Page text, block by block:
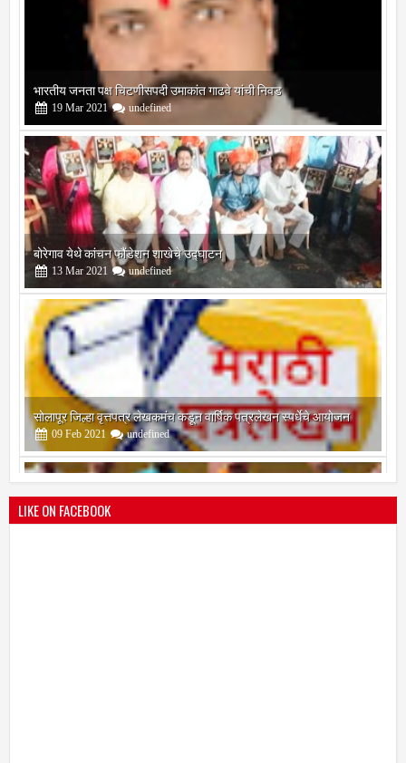
बोरेगाव येथे कांचन फौंडेशन शाखेचे उद्घाटन
13 Mar 2021 undefined
सोलापूर जिल्हा वृत्तपत्र लेखकमंच कडून वार्षिक पत्रलेखन स्पर्धेचे आयोजन
09 Feb 2021 undefined
श्री मल्लिकार्जुन प्रशालेकडून उमाकांत गाढवे यांचा सत्कार
25 Mar 2021 undefined
LIKE ON FACEBOOK